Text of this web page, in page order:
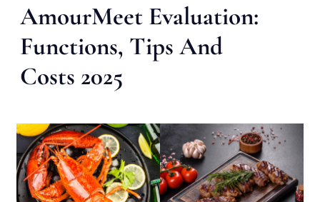
AmourMeet Evaluation:
Functions, Tips And
Costs 2025